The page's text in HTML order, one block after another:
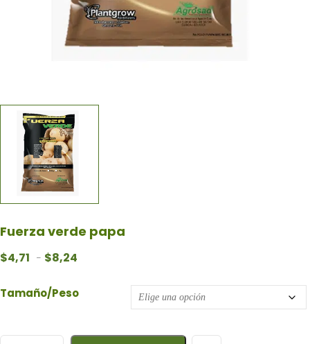
Fuerza verde papa
$4,71 - $8,24
Tamaño/Peso